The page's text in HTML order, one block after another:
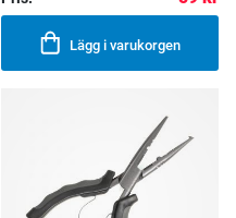
Lägg i varukorgen